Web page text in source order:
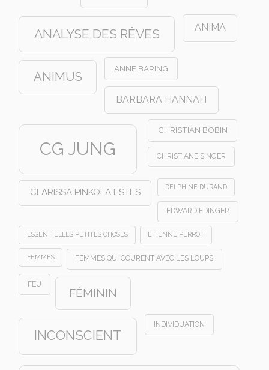
ANALYSE DES RÊVES ANIMA
ANIMUS
ANNE BARING
BARBARA HANNAH
CG JUNG
CHRISTIAN BOBIN
CHRISTIANE SINGER
CLARISSA PINKOLA ESTES DELPHINE DURAND
EDWARD EDINGER
ESSENTIELLES PETITES CHOSES ETIENNE PERROT
FEMMES FEMMES QUI COURENT AVEC LES LOUPS
FEU
FÉMININ
INCONSCIENT
INDIVIDUATION